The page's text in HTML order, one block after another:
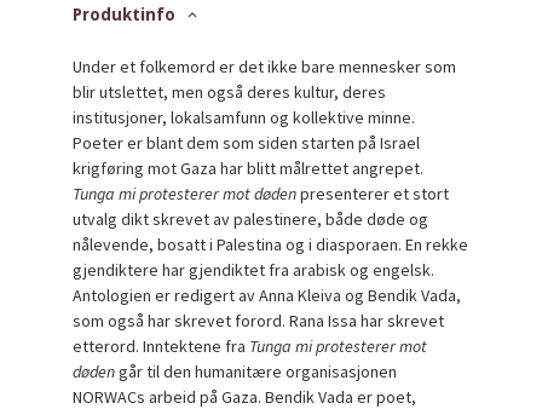
Produktinfo
Under et folkemord er det ikke bare mennesker som
blir utslettet, men også deres kultur, deres
institusjoner, lokalsamfunn og kollektive minne.
Poeter er blant dem som siden starten på Israel
krigføring mot Gaza har blitt målrettet angrepet.
Tunga mi protesterer mot dødenpresenterer et stort
utvalg dikt skrevet av palestinere, både døde og
nålevende, bosatt i Palestina og i diasporaen. En rekke
gjendiktere har gjendiktet fra arabisk og engelsk.
Antologien er redigert av Anna Kleiva og Bendik Vada,
som også har skrevet forord. Rana Issa har skrevet
etterord. Inntektene fra Tunga mi protesterer mot
dødengår til den humanitære organisasjonen
NORWACs arbeid på Gaza. Bendik Vada er poet,